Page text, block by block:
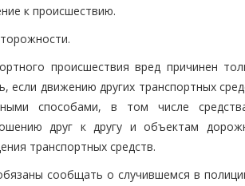
к происшествию.
происшествия вред причинен
движению других транспортных
способами, в том числе
друг к другу и объектам
транспортных средств.
сообщать о случившемся в